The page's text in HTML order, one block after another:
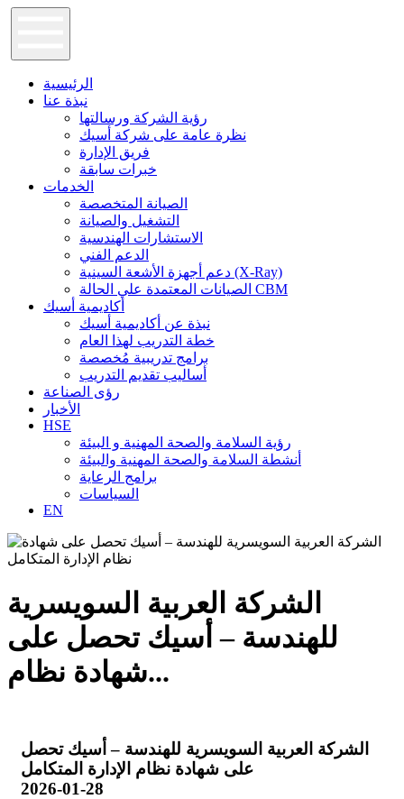
الرئيسية
نبذة عنا
رؤية الشركة ورسالتها
نظرة عامة على شركة أسيك
فريق الإدارة
خبرات سابقة
الخدمات
الصيانة المتخصصة
التشغيل والصيانة
الاستشارات الهندسية
الدعم الفني
دعم أجهزة الأشعة السينية (X-Ray)
الصيانات المعتمدة علي الحالة CBM
أكاديمية أسيك
نبذة عن أكاديمية أسيك
خطة التدريب لهذا العام
برامج تدريبية مُخصصة
أساليب تقديم التدريب
رؤى الصناعة
الأخبار
HSE
رؤية السلامة والصحة المهنية و البيئة
أنشطة السلامة والصحة المهنية والبيئة
برامج الرعاية
السياسات
EN
الشركة العربية السويسرية
للهندسة – أسيك تحصل على
شهادة نظام...
الشركة العربية السويسرية للهندسة – أسيك تحصل
على شهادة نظام الإدارة المتكامل
2026-01-28